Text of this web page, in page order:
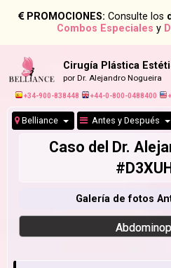
PROMOCIONES: Consulte los
Combos Especiales y
Cirugía Plástica
por Dr. Alejandro Nogueira
+34-900-838448 +44-0-800-0488400
Belliance Antes y Después
Caso del Dr.
Galería de fotos